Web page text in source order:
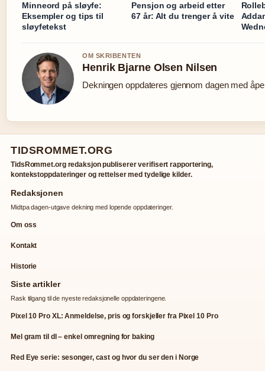
Minneord på sløyfe:
Eksempler og tips til
sløyfetekst
Pensjon og arbeid etter
67 år: Alt du trenger å vite
OM SKRIBENTEN
Henrik Bjarne Olsen Nilsen
Dekningen oppdateres gjennom dagen med
TIDSROMMET.ORG
TidsRommet.org redaksjon publiserer verifisert rapportering,
kontekstoppdateringer og rettelser med tydelige kilder.
Redaksjonen
Midtpa dagen-utgave dekning med lopende oppdateringer.
Om oss
Kontakt
Historie
Siste artikler
Rask tilgang til de nyeste redaksjonelle oppdateringene.
Pixel 10 Pro XL: Anmeldelse, pris og forskjeller fra Pixel 10 Pro
Mel gram til dl – enkel omregning for baking
Red Eye serie: sesonger, cast og hvor du ser den i Norge